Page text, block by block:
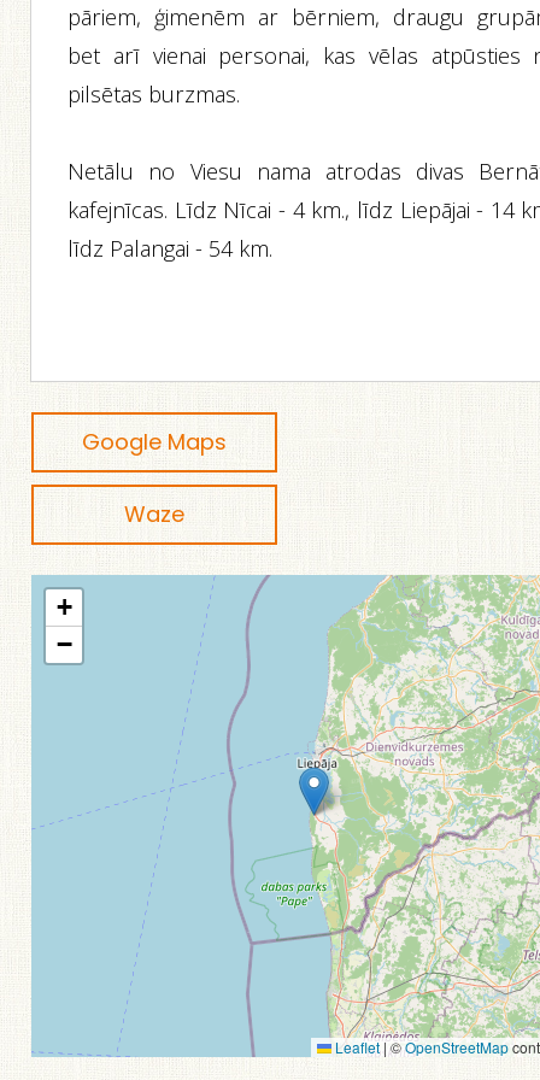
pāriem, ģimenēm ar bērniem, draugu
bet arī vienai personai, kas vēlas atpūsties
pilsētas burzmas.
Netālu no Viesu nama atrodas divas
kafejnīcas. Līdz Nīcai - 4 km., līdz Liepājai - 14
līdz Palangai - 54 km.
Google Maps
Waze
+
−
Leaflet |©OpenStreetMap